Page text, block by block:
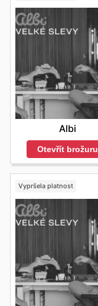
Albi
Otevřít brožuru
Vypršela platnost